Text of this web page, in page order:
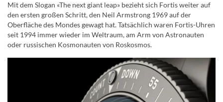
Mit dem Slogan «The next giant leap» bezieht sich Fortis weiter auf
den ersten großen Schritt, den Neil Armstrong 1969 auf der
Oberfläche des Mondes gewagt hat. Tatsächlich waren Fortis-Uhren
seit 1994 immer wieder im Weltraum, am Arm von Astronauten
oder russischen Kosmonauten von Roskosmos.